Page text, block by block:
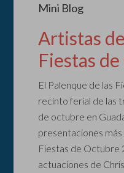
Mini Blog
Artistas
Fiestas
El Palenque de las
recinto ferial de las
de octubre en
presentaciones
Fiestas de Octubre
actuaciones de